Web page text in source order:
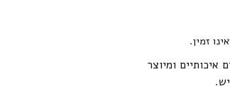
זמין.
ומיוצר